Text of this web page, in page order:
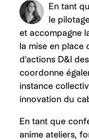
En tant
le
et accompagne
la mise en place
d’actions D&I
coordonne
instance
innovation du
En tant que
anime ateliers,